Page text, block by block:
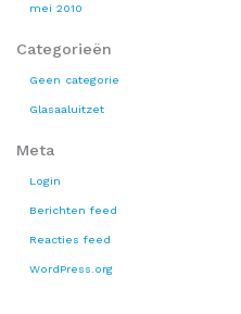
mei 2010
Categorieën
Geen categorie
Glasaaluitzet
Meta
Login
Berichten feed
Reacties feed
WordPress.org